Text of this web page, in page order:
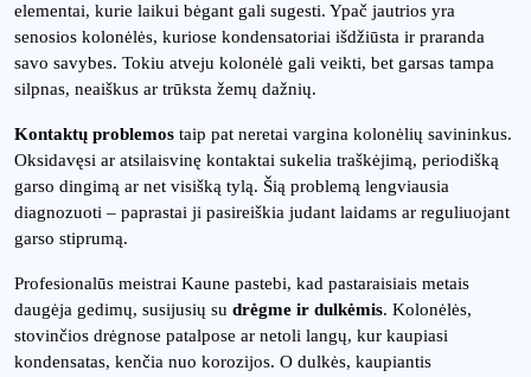
elementai, kurie laikui bėgant gali sugesti. Ypač jautrios yra
senosios kolonėlės, kuriose kondensatoriai išdžiūsta ir praranda
savo savybes. Tokiu atveju kolonėlė gali veikti, bet garsas tampa
silpnas, neaiškus ar trūksta žemų dažnių.
Kontaktų problemos taip pat neretai vargina kolonėlių savininkus.
Oksidavęsi ar atsilaisvinę kontaktai sukelia traškėjimą, periodišką
garso dingimą ar net visišką tylą. Šią problemą lengviausia
diagnozuoti – paprastai ji pasireiškia judant laidams ar reguliuojant
garso stiprumą.
Profesionalūs meistrai Kaune pastebi, kad pastaraisiais metais
daugėja gedimų, susijusių su drėgme ir dulkėmis. Kolonėlės,
stovinčios drėgnose patalpose ar netoli langų, kur kaupiasi
kondensatas, kenčia nuo korozijos. O dulkės, kaupiantis